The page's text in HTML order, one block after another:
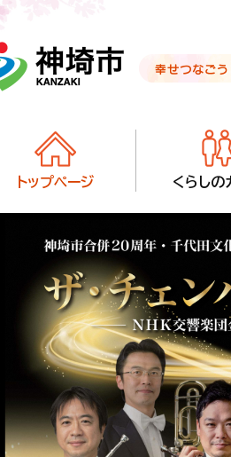
ションです。
ーへ移動します
移動します
ションはここまでです。
トップページ くらしの